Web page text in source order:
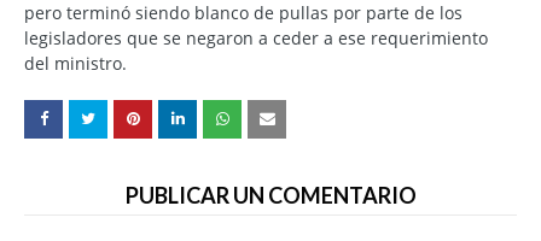
pero terminó siendo blanco de pullas por parte de los
legisladores que se negaron a ceder a ese requerimiento
del ministro.
PUBLICAR UN COMENTARIO